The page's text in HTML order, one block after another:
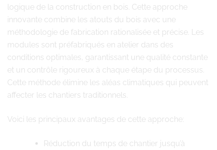
logique de la construction en bois. Cette approche
innovante combine les atouts du bois avec une
méthodologie de fabrication rationalisée et précise. Les
modules sont préfabriqués en atelier dans des
conditions optimales, garantissant une qualité constante
et un contrôle rigoureux à chaque étape du processus.
Cette méthode élimine les aléas climatiques qui peuvent
affecter les chantiers traditionnels.
Voici les principaux avantages de cette approche:
Réduction du temps de chantier jusqu’à